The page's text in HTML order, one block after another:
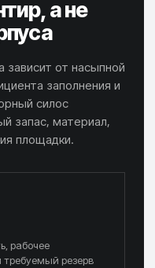
а не
зависит от насыпной
заполнения и
силос
запас, материал,
площадки.
рабочее
требуемый резерв